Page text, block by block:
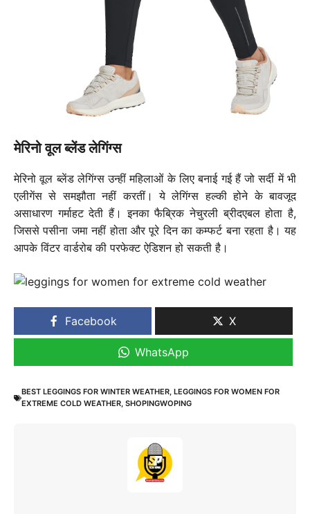
मेरिनो वूल ब्लेंड लेगिंग्स
मेरिनो वूल ब्लेंड लेगिंग्स उन्हीं महिलाओं के लिए बनाई गई हैं जो सर्दी में भी
एलीगेंस से समझौता नहीं करतीं। ये लेगिंग्स हल्की होने के बावजूद
असाधारण गर्माहट देती हैं। इनका फैब्रिक नेचुरली ब्रीदएबल होता है,
जिससे पसीना जमा नहीं होता और पूरे दिन का कम्फर्ट बना रहता है। यह
आपके विंटर वार्डरोब की परफेक्ट ऐडिशन हो सकती है।
Facebook X
WhatsApp
BEST LEGGINGS FOR WINTER WEATHER, LEGGINGS FOR WOMEN FOR
EXTREME COLD WEATHER, SHOPINGWOPING